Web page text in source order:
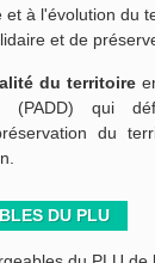
et à l'évolution du
et de
du territoire
(PADD) qui
du
DU PLU